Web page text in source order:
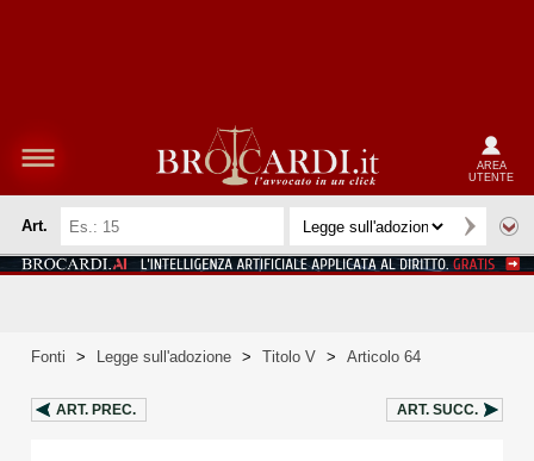
AREA
UTENTE
Art.
Fonti > Legge sull'adozione > Titolo V > Articolo 64
ART. PREC. ART. SUCC.